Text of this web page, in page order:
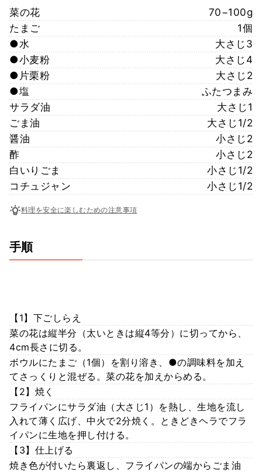
菜の花
70−100g
たまご
1個
●水
大さじ3
●小麦粉
大さじ4
●片栗粉
大さじ2
●塩
ふたつまみ
サラダ油
大さじ1
ごま油
大さじ1/2
醤油
小さじ2
酢
小さじ2
白いりごま
小さじ1/2
コチュジャン
小さじ1/2
料理を安全に楽しむための注意事項
手順
【1】下ごしらえ
菜の花は縦半分（太いときは縦4等分）に切ってから、
4cm長さに切る。
ボウルにたまご（1個）を割り溶き、●の調味料を加え
てさっくりと混ぜる。菜の花を加えからめる。
【2】焼く
フライパンにサラダ油（大さじ1）を熱し、生地を流し
入れて薄く広げ、中火で2分焼く。ときどきヘラでフラ
イパンに生地を押し付ける。
【3】仕上げる
焼き色が付いたら裏返し、フライパンの端からごま油